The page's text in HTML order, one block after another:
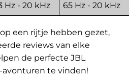
Hz - 20 kHz 65 Hz - 20 kHz
een rijtje hebben gezet,
reviews van elke
de perfecte JBL
avonturen te vinden!